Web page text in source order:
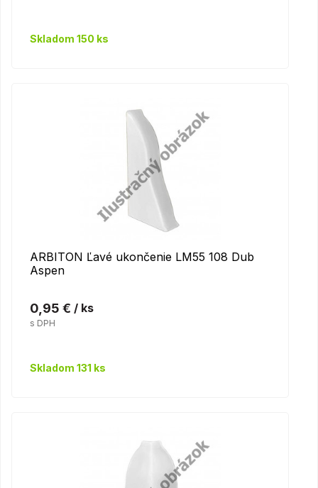
Skladom 150 ks
ARBITON Ľavé ukončenie LM55 108 Dub
Aspen
0,95 € / ks
s DPH
Skladom 131 ks